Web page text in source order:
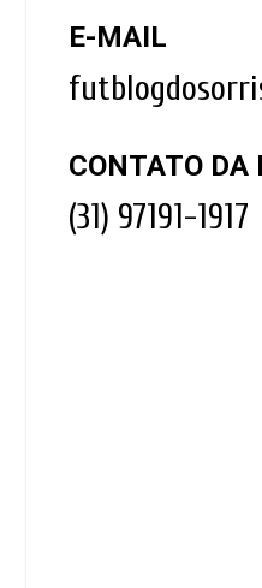
E-MAIL
CONTATO DA
(31) 97191-1917